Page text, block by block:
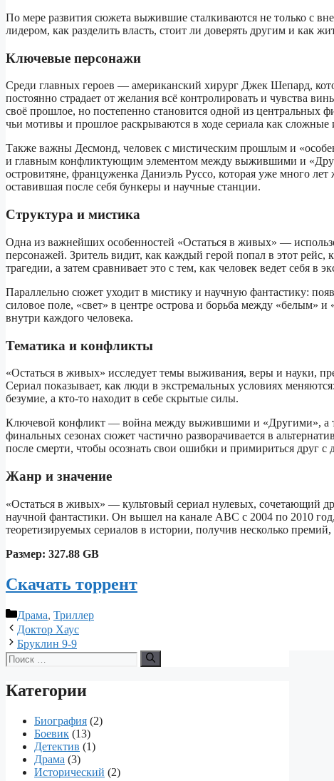
По мере развития сюжета выжившие сталкиваются не только с
лидером, как разделить власть, стоит ли доверять другим и как
Ключевые персонажи
Среди главных героев — американский хирург Джек Шепард,
постоянно страдает от желания всё контролировать и чувства
своё прошлое, но постепенно становится одной из
чьи мотивы и прошлое раскрываются в ходе сериала как сложные
Также важны Десмонд, человек с мистическим прошлым и
и главным конфликтующим элементом между выжившими и
островитяне, француженка Даниэль Руссо, которая уже много
оставившая после себя бункеры и научные станции.
Структура и мистика
Одна из важнейших особенностей «Остаться в живых» —
персонажей. Зритель видит, как каждый герой попал в этот
трагедии, а затем сравнивает это с тем, как человек ведет себя в
Параллельно сюжет уходит в мистику и научную фантастику:
силовое поле, «свет» в центре острова и борьба между «белым»
внутри каждого человека.
Тематика и конфликты
«Остаться в живых» исследует темы выживания, веры и науки,
Сериал показывает, как люди в экстремальных условиях
безумие, а кто‑то находит в себе скрытые силы.
Ключевой конфликт — война между выжившими и «Другими», а
финальных сезонах сюжет частично разворачивается в
после смерти, чтобы осознать свои ошибки и примириться друг с
Жанр и значение
«Остаться в живых» — культовый сериал нулевых, сочетающий
научной фантастики. Он вышел на канале ABC с 2004 по 2010
теоретизируемых сериалов в истории, получив несколько
Размер: 327.88 GB
Скачать торрент
Рубрики
Драма, Триллер
Доктор Хаус
Бруклин 9-9
Поиск:
Категории
Биография (2)
Боевик (13)
Детектив (1)
Драма (3)
Исторический (2)